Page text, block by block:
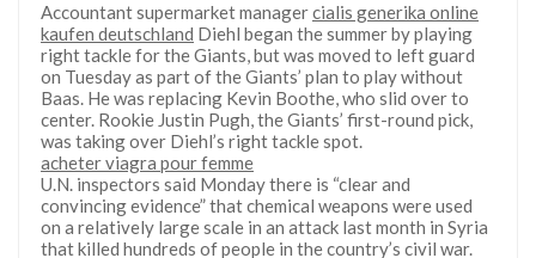
Accountant supermarket managercialis generika online
kaufen deutschland Diehl began the summer by playing
right tackle for the Giants, but was moved to left guard
on Tuesday as part of the Giants’ plan to play without
Baas. He was replacing Kevin Boothe, who slid over to
center. Rookie Justin Pugh, the Giants’ first-round pick,
was taking over Diehl’s right tackle spot.
acheter viagra pour femme
U.N. inspectors said Monday there is “clear and
convincing evidence” that chemical weapons were used
on a relatively large scale in an attack last month in Syria
that killed hundreds of people in the country’s civil war.